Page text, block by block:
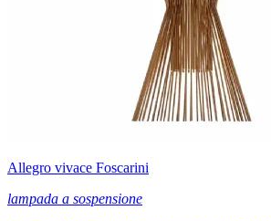
Allegro vivace Foscarini
lampada a sospensione